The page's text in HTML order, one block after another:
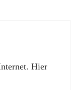
Hier